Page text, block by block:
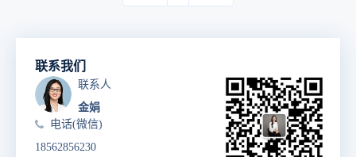
联系我们
联系人
金娟
电话(微信)
18562856230